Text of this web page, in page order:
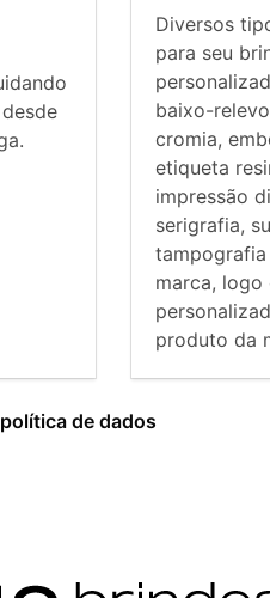
Diversos
para seu
baixo-
cromia,
etiqueta
impressão
serigrafia,
tampografia
marca, logo
produto da
política de dados